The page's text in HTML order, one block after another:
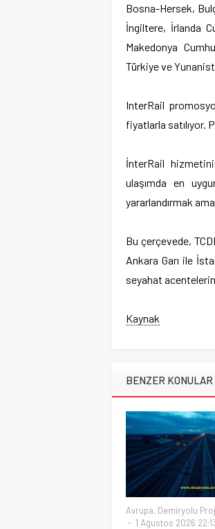
Bosna-Hersek,
İngiltere, İrlanda
Makedonya
Türkiye ve
InterRail
fiyatlarla satılıyor.
İnterRail
ulaşımda en
yararlandırmak
Bu çerçevede,
Ankara Garı ile
seyahat
Kaynak
BENZER KONULAR
Avrupa, Demiryolu
1 Ağustos 2026